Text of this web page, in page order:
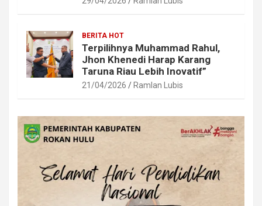
BERITA HOT
Terpilihnya Muhammad Rahul,
Jhon Khenedi Harap Karang
Taruna Riau Lebih Inovatif”
21/04/2026 Ramlan Lubis